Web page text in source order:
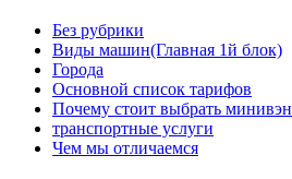
Без рубрики
Виды машин(Главная 1й блок)
Города
Основной список тарифов
Почему стоит выбрать минивэн
транспортные услуги
Чем мы отличаемся